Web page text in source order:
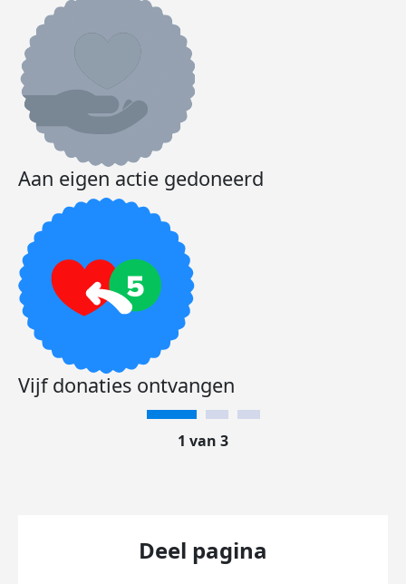
Aan eigen actie gedoneerd
Vijf donaties ontvangen
1 van 3
Deel pagina